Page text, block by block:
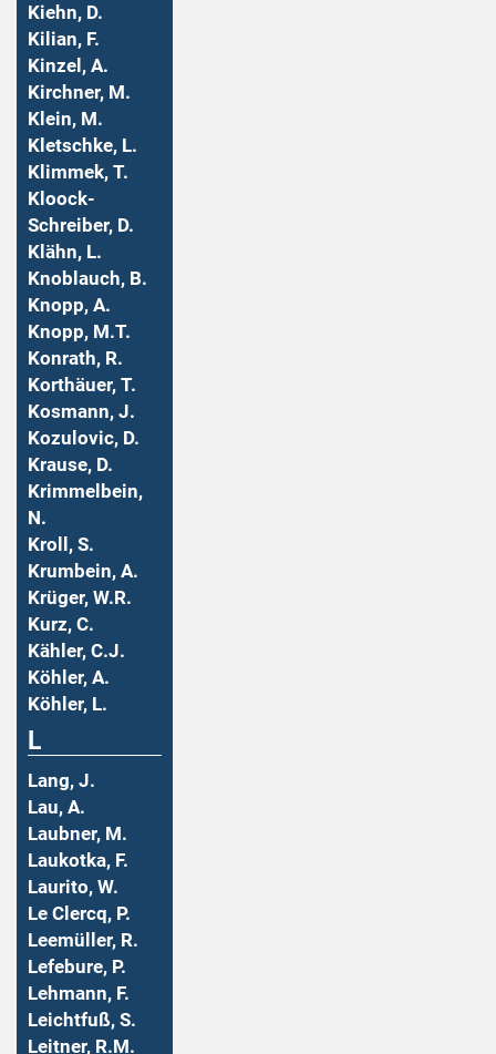
Kiehn, D.
Kilian, F.
Kinzel, A.
Kirchner, M.
Klein, M.
Kletschke, L.
Klimmek, T.
Kloock-
Schreiber, D.
Klähn, L.
Knoblauch, B.
Knopp, A.
Knopp, M.T.
Konrath, R.
Korthäuer, T.
Kosmann, J.
Kozulovic, D.
Krause, D.
Krimmelbein,
N.
Kroll, S.
Krumbein, A.
Krüger, W.R.
Kurz, C.
Kähler, C.J.
Köhler, A.
Köhler, L.
L
Lang, J.
Lau, A.
Laubner, M.
Laukotka, F.
Laurito, W.
Le Clercq, P.
Leemüller, R.
Lefebure, P.
Lehmann, F.
Leichtfuß, S.
Leitner, R.M.